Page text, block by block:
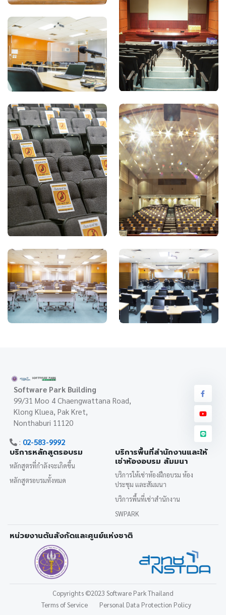
Software Park Building
99/31 Moo 4 Chaengwattana Road,
Klong Kluea, Pak Kret,
Nonthaburi 11120
: 02-583-9992
บริการหลักสูตรอบรม
หลักสูตรที่กำลังจะเกิดขึ้น
หลักสูตรอบรมทั้งหมด
บริการพื้นที่สำนักงานและให้
เช่าห้องอบรม สัมมนา
บริการให้เช่าห้องฝึกอบรม ห้อง
ประชุม และสัมมนา
บริการพื้นที่เช่าสำนักงาน
SWPARK
หน่วยงานต้นสังกัดและศูนย์แห่งชาติ
Copyrights ©2023 Software Park Thailand
Terms of Service
Personal Data Protection Policy